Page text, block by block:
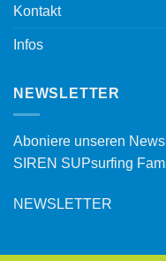
Kontakt
Infos
NEWSLETTER
Aboniere unseren
SIREN SUPsurfing
NEWSLETTER